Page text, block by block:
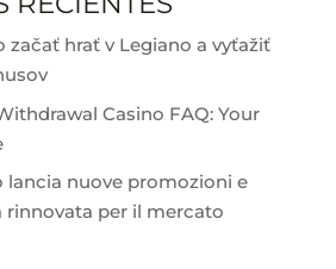
začať hrať v Legiano a vyťažiť
Casino FAQ: Your
lancia nuove promozioni e
per il mercato